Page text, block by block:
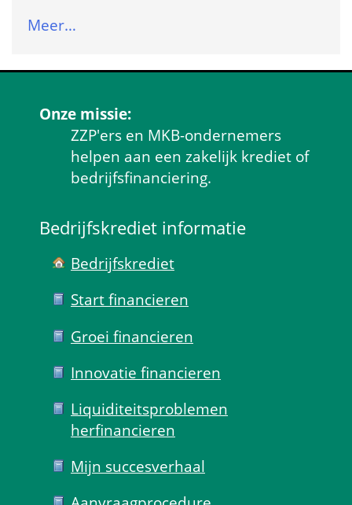
Meer…
Onze missie:
ZZP'ers en MKB-ondernemers
helpen aan een zakelijk krediet of
bedrijfsfinanciering.
Bedrijfskrediet informatie
Bedrijfskrediet
Start financieren
Groei financieren
Innovatie financieren
Liquiditeits­problemen
herfinancieren
Mijn succes­verhaal